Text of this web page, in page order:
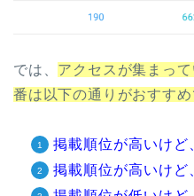
では、 アクセスが集まっ
番は以下の通りがおすすめ
掲載順位が高いけ
掲載順位が高いけど